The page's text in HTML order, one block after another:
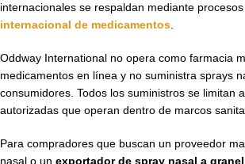
internacionales se respaldan mediante
internacional de medicamentos
Oddway International no opera como farmacia
medicamentos en línea y no suministra sprays
consumidores. Todos los suministros se limitan
autorizadas que operan dentro de marcos
Para compradores que buscan un proveedor
nasal o un exportador de spray nasal a granel